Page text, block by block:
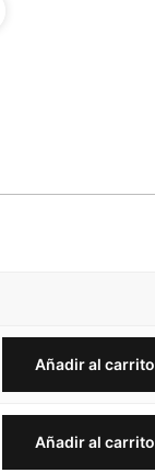
Añadir al carrito
Añadir al carrito